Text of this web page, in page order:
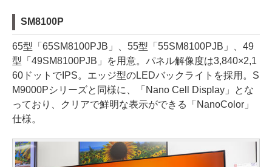
SM8100P
65型「65SM8100PJB」、55型「55SM8100PJB」、49
型「49SM8100PJB」を用意。パネル解像度は3,840×2,1
60ドットでIPS。エッジ型のLEDバックライトを採用。S
M9000Pシリーズと同様に、「Nano Cell Display」とな
っており、クリアで鮮明な表示ができる「NanoColor」
仕様。